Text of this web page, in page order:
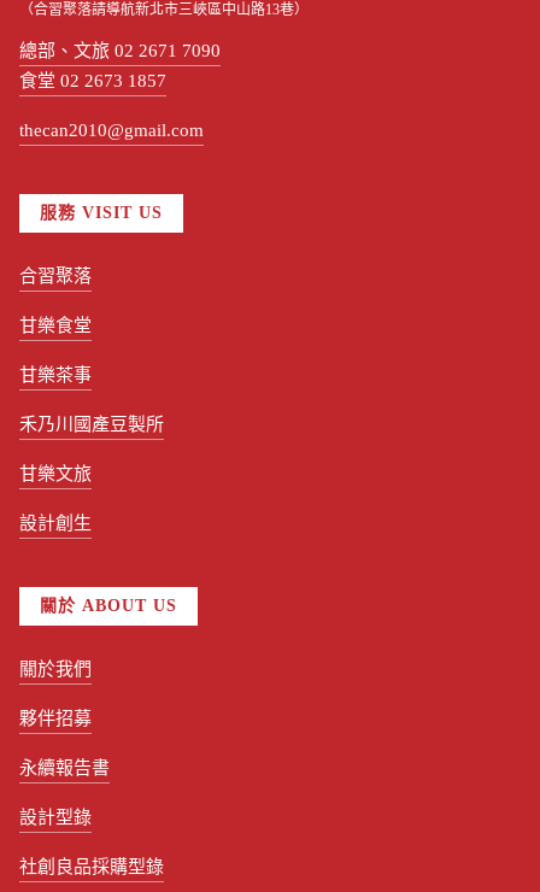
（合習聚落請導航新北市三峽區中山路13巷）
總部、文旅 02 2671 7090
食堂 02 2673 1857
thecan2010@gmail.com
服務 VISIT US
合習聚落
甘樂食堂
甘樂茶事
禾乃川國產豆製所
甘樂文旅
設計創生
關於 ABOUT US
關於我們
夥伴招募
永續報告書
設計型錄
社創良品採購型錄